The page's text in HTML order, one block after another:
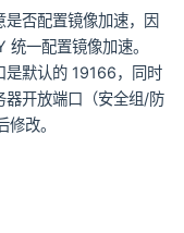
否配置镜像加速，因
一配置镜像加速。
是默认的 19166，同时
器开放端口（安全组/防
改。